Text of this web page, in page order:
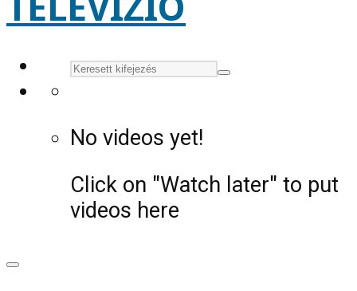
No videos yet!
Click on "Watch later" to put
videos here